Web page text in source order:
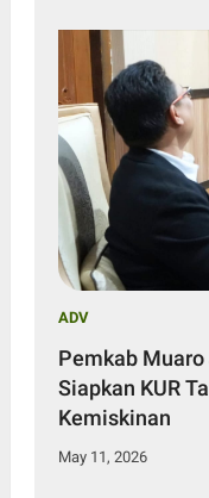
ADV
Pemkab
Siapkan KUR
Kemiskinan
May 11, 2026